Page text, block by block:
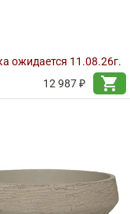
ожидается 11.08.26г.
12 987 ₽
shopping_cart